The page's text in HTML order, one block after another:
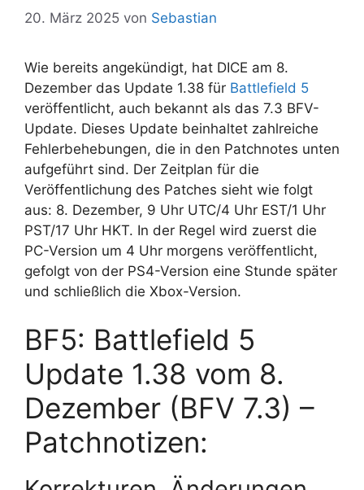
20. März 2025 von Sebastian
Wie bereits angekündigt, hat DICE am 8.
Dezember das Update 1.38 für Battlefield 5
veröffentlicht, auch bekannt als das 7.3 BFV-
Update. Dieses Update beinhaltet zahlreiche
Fehlerbehebungen, die in den Patchnotes unten
aufgeführt sind. Der Zeitplan für die
Veröffentlichung des Patches sieht wie folgt
aus: 8. Dezember, 9 Uhr UTC/4 Uhr EST/1 Uhr
PST/17 Uhr HKT. In der Regel wird zuerst die
PC-Version um 4 Uhr morgens veröffentlicht,
gefolgt von der PS4-Version eine Stunde später
und schließlich die Xbox-Version.
BF5: Battlefield 5
Update 1.38 vom 8.
Dezember (BFV 7.3) –
Patchnotizen: